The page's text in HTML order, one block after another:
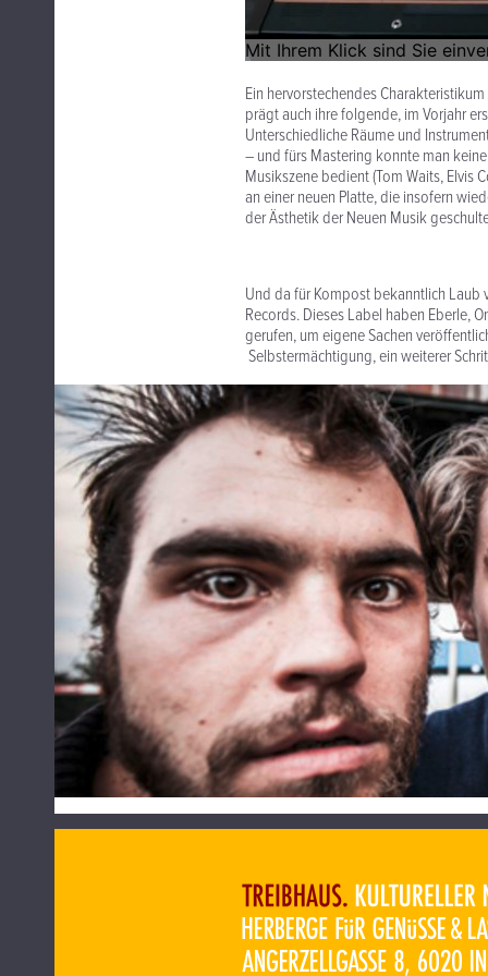
Ein hervorstechendes
prägt auch ihre folgende, im Vorjahr
Unterschiedliche Räume und
– und fürs Mastering konnte man
Musikszene bedient (Tom Waits, Elvis
an einer neuen Platte, die insofern
der Ästhetik der Neuen Musik
Und da für Kompost bekanntlich Laub
Records. Dieses Label haben Eberle,
gerufen, um eigene Sachen
Selbstermächtigung, ein weiterer